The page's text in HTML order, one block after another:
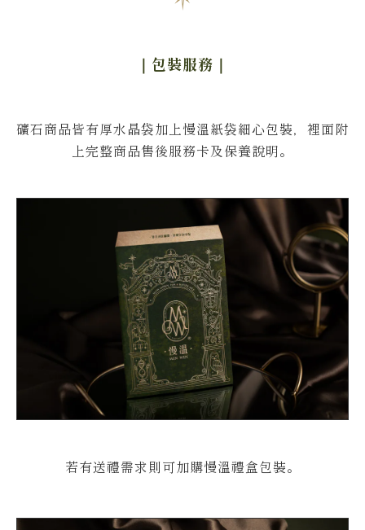
｜包裝服務 ｜
礦石商品皆有厚水晶袋加上慢溫紙袋細心包裝，裡面附
上完整商品售後服務卡及保養說明。
若有送禮需求則可加購慢溫禮盒包裝。